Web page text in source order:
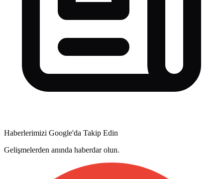
Haberlerimizi Google'da Takip Edin
Gelişmelerden anında haberdar olun.